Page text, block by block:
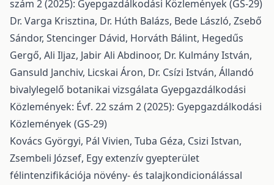
szám 2 (2025): Gyepgazdálkodási Közlemények (GS-29)
Dr. Varga Krisztina, Dr. Húth Balázs, Bede László, Zsebő
Sándor, Stencinger Dávid, Horváth Bálint, Hegedűs
Gergő, Ali Iljaz, Jabir Ali Abdinoor, Dr. Kulmány István,
Gansuld Janchiv, Licskai Áron, Dr. Csízi István, Állandó
bivalylegelő botanikai vizsgálata Gyepgazdálkodási
Közlemények: Évf. 22 szám 2 (2025): Gyepgazdálkodási
Közlemények (GS-29)
Kovács Györgyi, Pál Vivien, Tuba Géza, Csizi Istvan,
Zsembeli József, Egy extenzív gyepterület
félintenzifikációja növény- és talajkondicionálással